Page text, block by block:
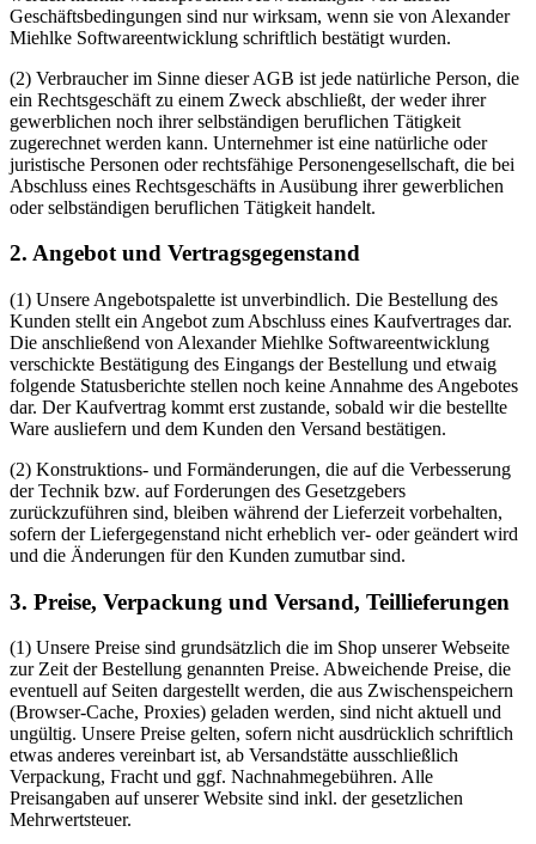
Geschäftsbedingungen sind nur wirksam, wenn sie von Alexander
Miehlke Softwareentwicklung schriftlich bestätigt wurden.
(2) Verbraucher im Sinne dieser AGB ist jede natürliche Person, die
ein Rechtsgeschäft zu einem Zweck abschließt, der weder ihrer
gewerblichen noch ihrer selbständigen beruflichen Tätigkeit
zugerechnet werden kann. Unternehmer ist eine natürliche oder
juristische Personen oder rechtsfähige Personengesellschaft, die bei
Abschluss eines Rechtsgeschäfts in Ausübung ihrer gewerblichen
oder selbständigen beruflichen Tätigkeit handelt.
2. Angebot und Vertragsgegenstand
(1) Unsere Angebotspalette ist unverbindlich. Die Bestellung des
Kunden stellt ein Angebot zum Abschluss eines Kaufvertrages dar.
Die anschließend von Alexander Miehlke Softwareentwicklung
verschickte Bestätigung des Eingangs der Bestellung und etwaig
folgende Statusberichte stellen noch keine Annahme des Angebotes
dar. Der Kaufvertrag kommt erst zustande, sobald wir die bestellte
Ware ausliefern und dem Kunden den Versand bestätigen.
(2) Konstruktions- und Formänderungen, die auf die Verbesserung
der Technik bzw. auf Forderungen des Gesetzgebers
zurückzuführen sind, bleiben während der Lieferzeit vorbehalten,
sofern der Liefergegenstand nicht erheblich ver- oder geändert wird
und die Änderungen für den Kunden zumutbar sind.
3. Preise, Verpackung und Versand, Teillieferungen
(1) Unsere Preise sind grundsätzlich die im Shop unserer Webseite
zur Zeit der Bestellung genannten Preise. Abweichende Preise, die
eventuell auf Seiten dargestellt werden, die aus Zwischenspeichern
(Browser-Cache, Proxies) geladen werden, sind nicht aktuell und
ungültig. Unsere Preise gelten, sofern nicht ausdrücklich schriftlich
etwas anderes vereinbart ist, ab Versandstätte ausschließlich
Verpackung, Fracht und ggf. Nachnahmegebühren. Alle
Preisangaben auf unserer Website sind inkl. der gesetzlichen
Mehrwertsteuer.